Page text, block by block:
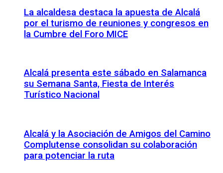
La alcaldesa destaca la apuesta de Alcalá
por el turismo de reuniones y congresos en
la Cumbre del Foro MICE
Alcalá presenta este sábado en Salamanca
su Semana Santa, Fiesta de Interés
Turístico Nacional
Alcalá y la Asociación de Amigos del Camino
Complutense consolidan su colaboración
para potenciar la ruta